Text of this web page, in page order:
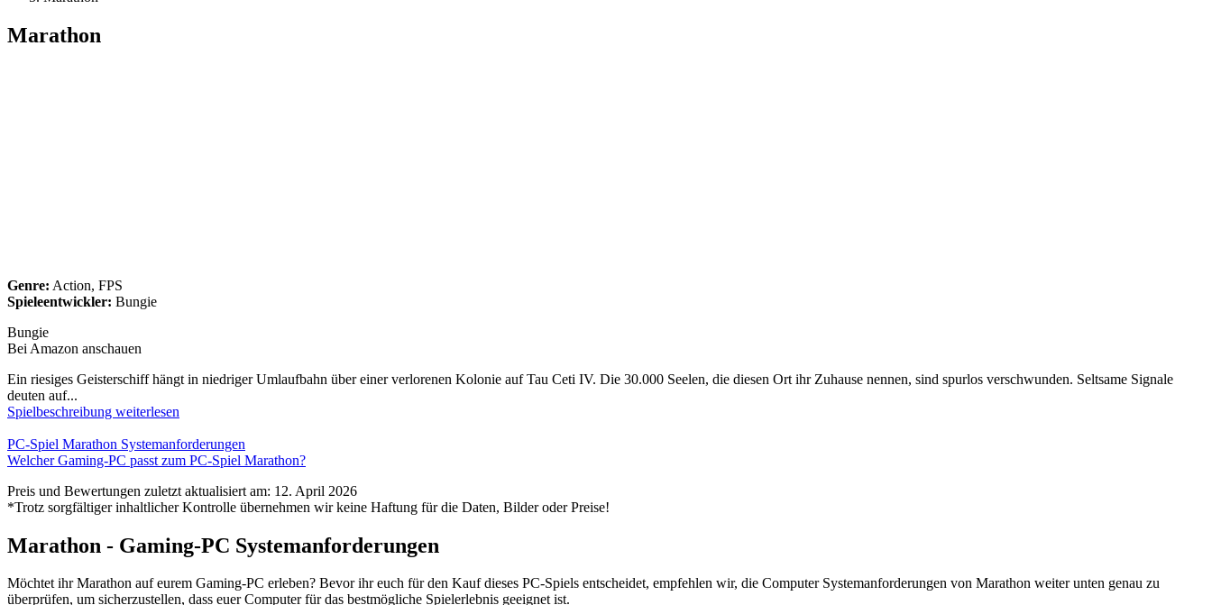
Marathon
Genre: Action, FPS
Spieleentwickler: Bungie
Bungie
Bei Amazon anschauen
Ein riesiges Geisterschiff hängt in niedriger Umlaufbahn über einer verlorenen Kolonie auf Tau Ceti IV. Die 30.000 Seelen, die diesen Ort ihr Zuhause nennen, sind spurlos verschwunden. Seltsame Signale
deuten auf...
Spielbeschreibung weiterlesen
PC-Spiel Marathon Systemanforderungen
Welcher Gaming-PC passt zum PC-Spiel Marathon?
Preis und Bewertungen zuletzt aktualisiert am: 12. April 2026
*Trotz sorgfältiger inhaltlicher Kontrolle übernehmen wir keine Haftung für die Daten, Bilder oder Preise!
Marathon - Gaming-PC Systemanforderungen
Möchtet ihr Marathon auf eurem Gaming-PC erleben? Bevor ihr euch für den Kauf dieses PC-Spiels entscheidet, empfehlen wir, die Computer Systemanforderungen von Marathon weiter unten genau zu
überprüfen, um sicherzustellen, dass euer Computer für das bestmögliche Spielerlebnis geeignet ist.